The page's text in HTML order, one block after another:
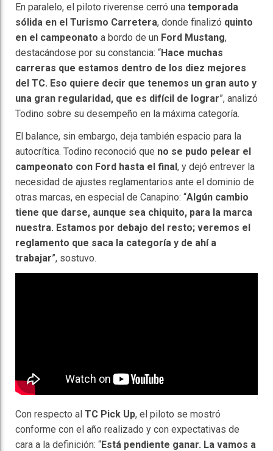
En paralelo, el piloto riverense cerró una temporada
sólida en el Turismo Carretera, donde finalizó quinto
en el campeonato a bordo de un Ford Mustang,
destacándose por su constancia: “Hace muchas
carreras que estamos dentro de los diez mejores
del TC. Eso quiere decir que tenemos un gran auto y
una gran regularidad, que es difícil de lograr”, analizó
Todino sobre su desempeño en la máxima categoría.
El balance, sin embargo, deja también espacio para la
autocrítica. Todino reconoció que no se pudo pelear el
campeonato con Ford hasta el final, y dejó entrever la
necesidad de ajustes reglamentarios ante el dominio de
otras marcas, en especial de Canapino: “Algún cambio
tiene que darse, aunque sea chiquito, para la marca
nuestra. Estamos por debajo del resto; veremos el
reglamento que saca la categoría y de ahí a
trabajar”, sostuvo.
Con respecto al TC Pick Up, el piloto se mostró
conforme con el año realizado y con expectativas de
cara a la definición: “Está pendiente ganar. La vamos a